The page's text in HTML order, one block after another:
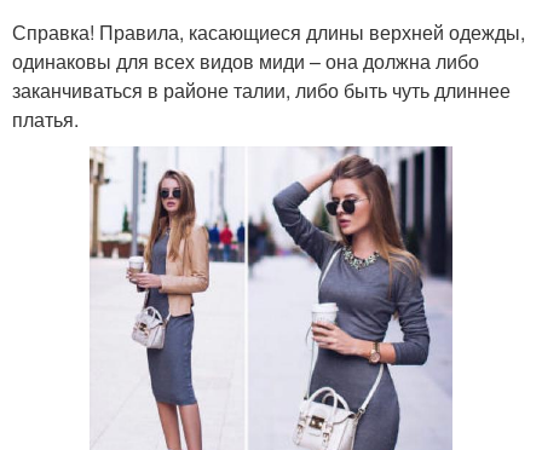
Справка! Правила, касающиеся длины верхней одежды,
одинаковы для всех видов миди – она должна либо
заканчиваться в районе талии, либо быть чуть длиннее
платья.